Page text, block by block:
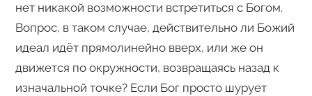
нет никакой возможности встретиться с Богом.
Вопрос, в таком случае, действительно ли Божий
идеал идёт прямолинейно вверх, или же он
движется по окружности, возвращаясь назад к
изначальной точке? Если Бог просто шурует